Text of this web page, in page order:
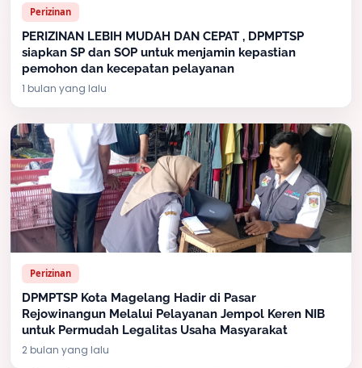
Perizinan
PERIZINAN LEBIH MUDAH DAN CEPAT , DPMPTSP
siapkan SP dan SOP untuk menjamin kepastian
pemohon dan kecepatan pelayanan
1 bulan yang lalu
Perizinan
DPMPTSP Kota Magelang Hadir di Pasar
Rejowinangun Melalui Pelayanan Jempol Keren NIB
untuk Permudah Legalitas Usaha Masyarakat
2 bulan yang lalu